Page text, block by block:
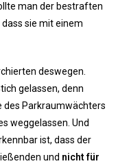
man der bestraften
sie mit einem
deswegen.
gelassen, denn
des Parkraumwächters
weggelassen. Und
ist, dass der
und nicht für